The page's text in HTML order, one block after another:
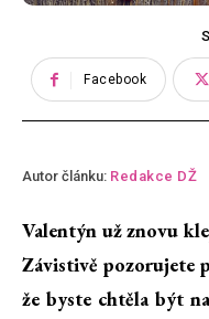
Facebook
Autor článku: Redakce DŽ
Valentýn už znovu
Závistivě pozorujete
že byste chtěla být